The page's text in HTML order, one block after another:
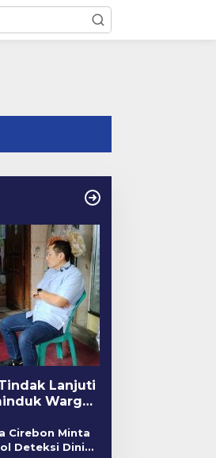
Pengeroyokan di Depan
Wahaha Cirebon, Korban
Tunggu Kejelasan dari
Polisi
Lanjuti
Warga
Cirebon Minta
Deteksi Dini